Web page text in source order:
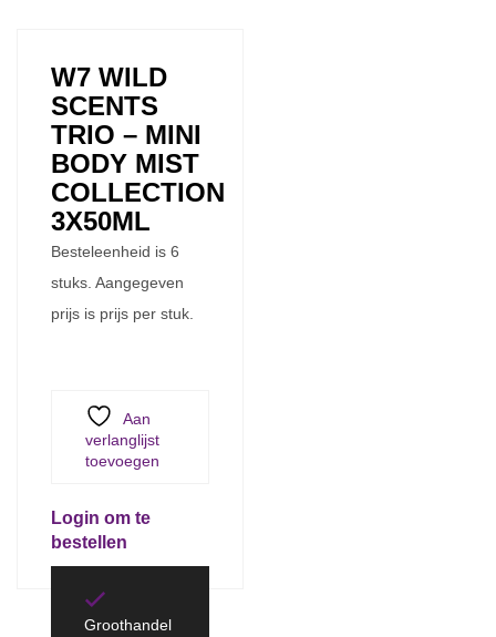
W7 WILD
SCENTS
TRIO – MINI
BODY MIST
COLLECTION
3X50ML
Besteleenheid is 6
stuks. Aangegeven
prijs is prijs per stuk.
Aan
verlanglijst
toevoegen
Login om te
bestellen
Groothandel